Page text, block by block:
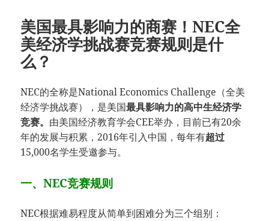
美国最具影响力的商赛！NEC全
美经济学挑战赛竞赛规则是什
么？
NEC的全称是National Economics Challenge（全美
经济学挑战赛），是美国最具影响力的高中生经济学
竞赛。 由美国经济教育学会CEE举办，目前已有20余
年的发展与积累，2016年引入中国，每年有超过
15,000名学生受邀参与。
一、NEC竞赛规则
NEC根据难易程度从简单到困难分为三个组别：